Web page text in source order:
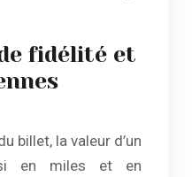
fidélité et
billet, la valeur d’un
en miles et en